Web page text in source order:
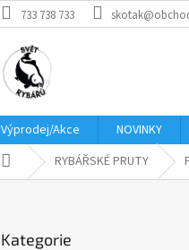
733 738 733
Výprodej/Akce NOVINKY
Domů RYBÁŘSKÉ PRUTY
kategorie
Kategorie